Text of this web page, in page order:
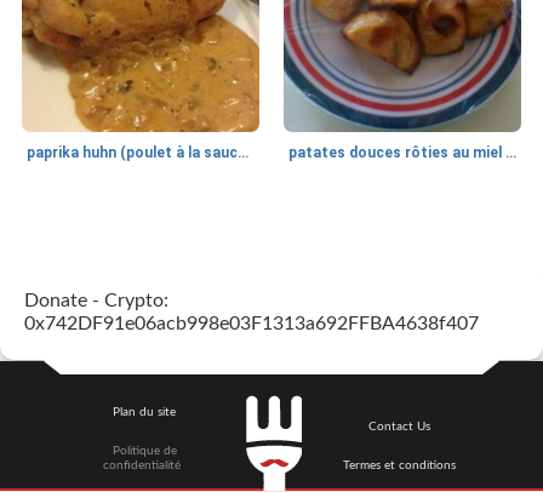
paprika huhn (poulet à la sauce paprika). patates douces rôties au miel / kumara
quinoa petit déjeuner méditerranéen
Donate - Crypto:
0x742DF91e06acb998e03F1313a692FFBA4638f407
Plan du site
Politique de
confidentialité
Contact Us
Termes et conditions